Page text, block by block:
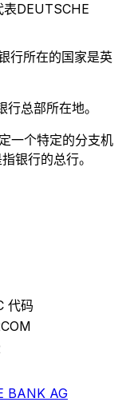
DEUTSCHE
行所在的国家是英
总部所在地。
一个特定的分支机
银行的总行。
代码
BANK AG